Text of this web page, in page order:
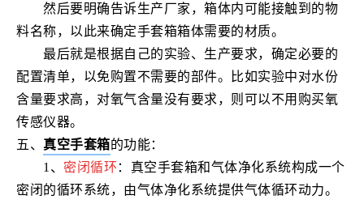
然后要明确告诉生产厂家，箱体内可能接触到的物
料名称，以此来确定手套箱箱体需要的材质。
最后就是根据自己的实验、生产要求，确定必要的
配置清单，以免购置不需要的部件。比如实验中对水份
含量要求高，对氧气含量没有要求，则可以不用购买氧
传感仪器。
五、 真空手套箱的功能：
1、 密闭循环 ：真空手套箱和气体净化系统构成一个
密闭的循环系统，由气体净化系统提供气体循环动力。